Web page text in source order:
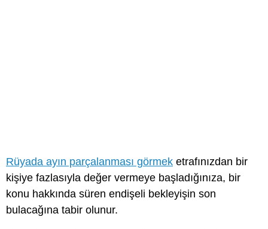
Rüyada ayın parçalanması görmek etrafınızdan bir
kişiye fazlasıyla değer vermeye başladığınıza, bir
konu hakkında süren endişeli bekleyişin son
bulacağına tabir olunur.